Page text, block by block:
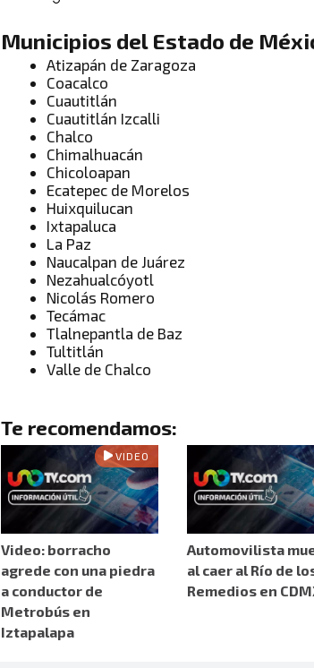
Municipios del Estado de
Atizapán de Zaragoza
Coacalco
Cuautitlán
Cuautitlán Izcalli
Chalco
Chimalhuacán
Chicoloapan
Ecatepec de Morelos
Huixquilucan
Ixtapaluca
La Paz
Naucalpan de Juárez
Nezahualcóyotl
Nicolás Romero
Tecámac
Tlalnepantla de Baz
Tultitlán
Valle de Chalco
Te recomendamos:
VIDEO
Video: borracho
agrede con una piedra
a conductor de
Metrobús en
Iztapalapa
Automovilista
al caer al Río de
Remedios en